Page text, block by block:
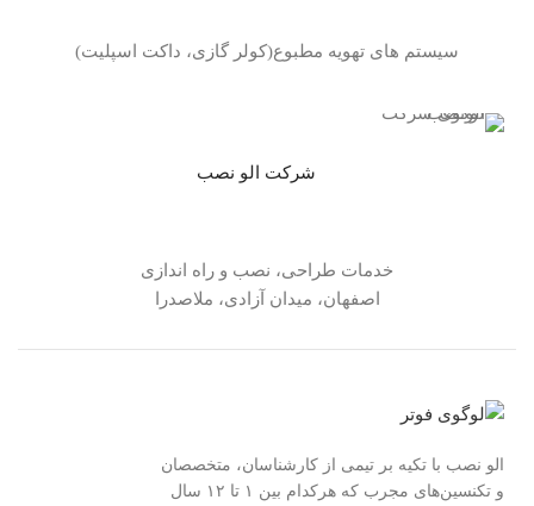
سیستم های تهویه مطبوع(کولر گازی، داکت اسپلیت)
شرکت الو نصب
خدمات طراحی، نصب و راه اندازی
اصفهان، میدان آزادی، ملاصدرا
الو نصب با تکیه بر تیمی از کارشناسان، متخصصان
و تکنسین‌های مجرب که هرکدام بین ۱ تا ۱۲ سال